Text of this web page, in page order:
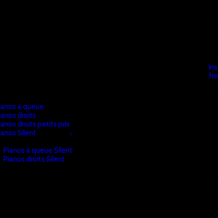
à queue
droits
droits petits prix
Silent
Pianos à queue Silent
Pianos droits Silent